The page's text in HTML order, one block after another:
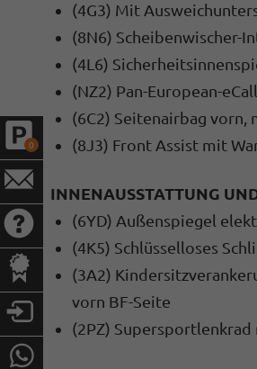
0
(4G3) Mit
(8N6) Scheibenwischer-
(4L6)
(NZ2) Pan-European-eCall
(6C2) Seitenairbag
(8J3) Front Assist mit
INNENAUSSTATTUNG
(6YD) Außenspiegel
(4K5) Schlüsselloses
(3A2)
vorn BF-Seite
(2PZ) Supersportlenkrad